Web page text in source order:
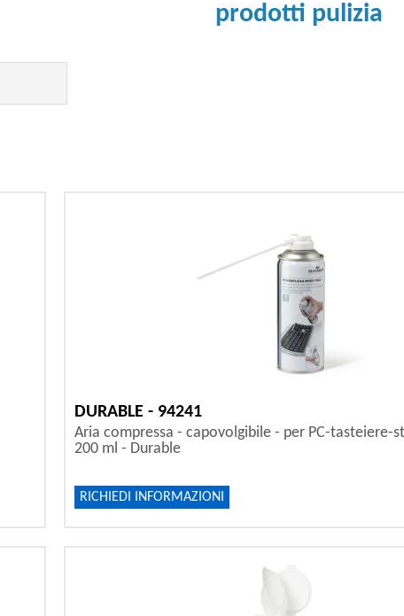
prodotti pulizia
DURABLE - 94241
Aria compressa - capovolgibile - per PC-tasteiere-
200 ml - Durable
RICHIEDI INFORMAZIONI